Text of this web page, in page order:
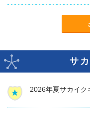
サ
2026年夏サカイク